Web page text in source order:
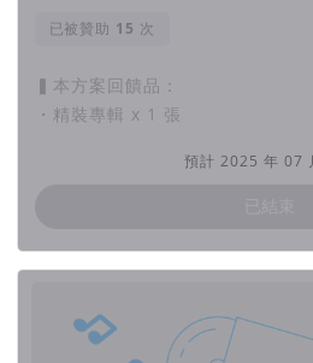
已被贊助 次
▍本方案回饋品：
・精裝專輯 x 1 張
預計 2025 年 07